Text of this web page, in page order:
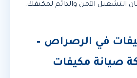
التشغيل الآمن والدائم لمكيفك.
في الرصراص –
صيانة مكيفات